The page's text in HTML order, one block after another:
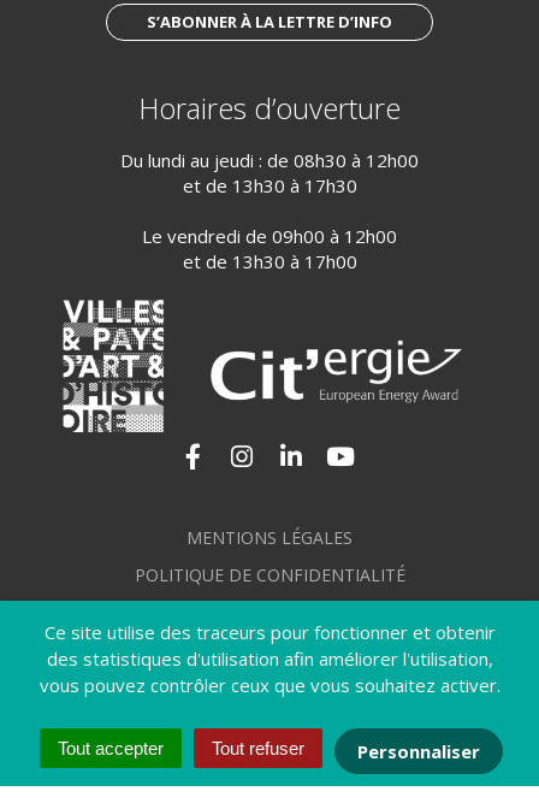
Ce site utilise des traceurs pour fonctionner et obtenir
des statistiques d'utilisation afin améliorer l'utilisation,
vous pouvez contrôler ceux que vous souhaitez activer.
Tout accepter Tout refuser Personnaliser
S’ABONNER À LA LETTRE D’INFO
Horaires d’ouverture
Du lundi au jeudi : de 08h30 à 12h00
et de 13h30 à 17h30
Le vendredi de 09h00 à 12h00
et de 13h30 à 17h00
Lien vers le compte Facebook
Lien vers le compte Instagram
Lien vers le compte
MENTIONS LÉGALES
POLITIQUE DE CONFIDENTIALITÉ
PLAN DU SITE
CRÉDITS
ACCESSIBILITÉ : NON CONFORME